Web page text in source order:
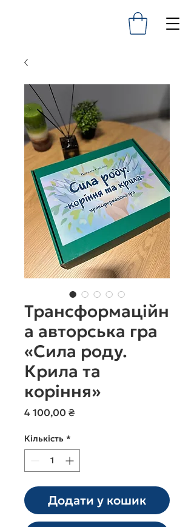
Трансформаційн
а авторська гра
«Сила роду.
Крила та
коріння»
4 100,00 ₴Ціна
Кількість *
Додати у кошик